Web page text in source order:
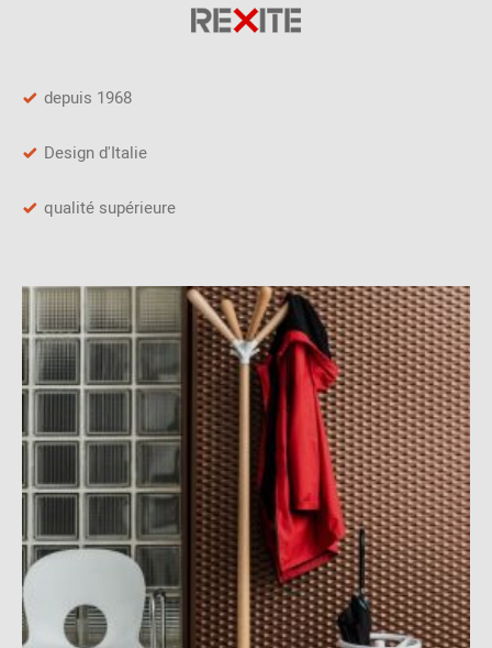
depuis 1968
Design d'Italie
qualité supérieure